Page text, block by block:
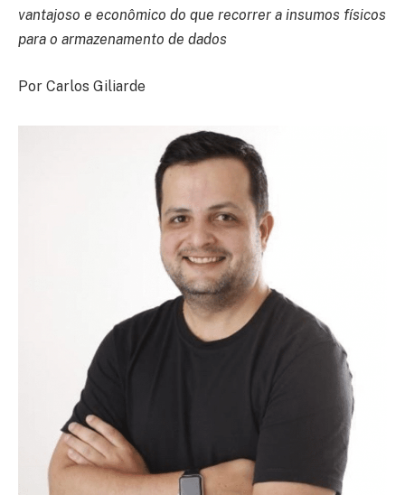
vantajoso e econômico do que recorrer a insumos físicos
para o armazenamento de dados
Por Carlos Giliarde